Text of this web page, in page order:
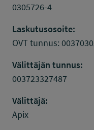
0305726-4
Laskutusosoite:
OVT tunnus:
Välittäjän tunnus:
003723327487
Välittäjä:
Apix